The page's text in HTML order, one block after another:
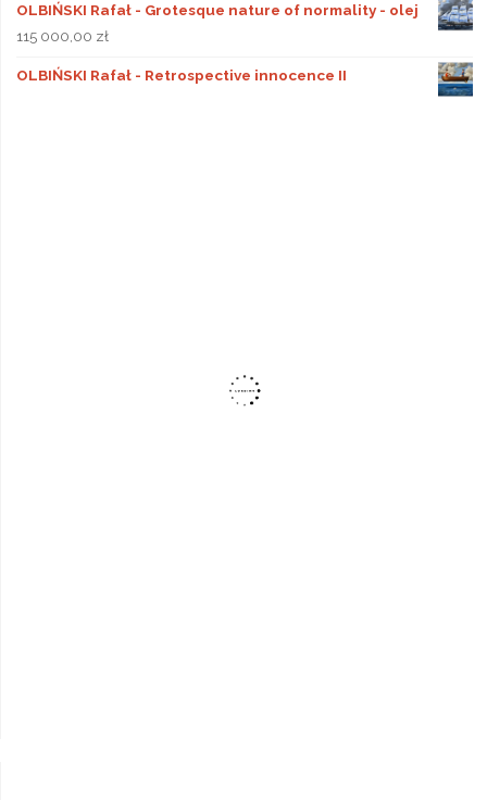
OLBIŃSKI Rafał - Grotesque nature of normality - olej
115 000,00 zł
OLBIŃSKI Rafał - Retrospective innocence II